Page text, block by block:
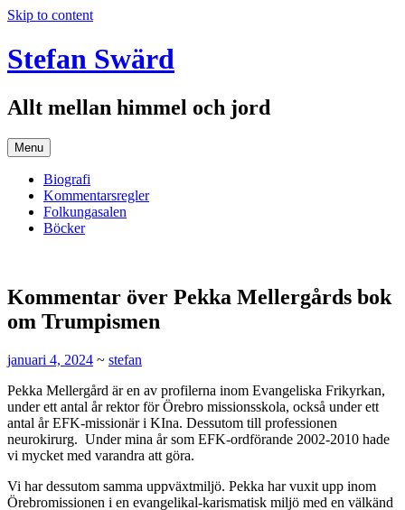
Skip to content
Stefan Swärd
Allt mellan himmel och jord
Menu
Biografi
Kommentarsregler
Folkungasalen
Böcker
Kommentar över Pekka Mellergårds bok
om Trumpismen
januari 4, 2024 ~ stefan
Pekka Mellergård är en av profilerna inom Evangeliska Frikyrkan,
under ett antal år rektor för Örebro missionsskola, också under ett
antal år EFK-missionär i KIna. Dessutom till professionen
neurokirurg. Under mina år som EFK-ordförande 2002-2010 hade
vi mycket med varandra att göra.
Vi har dessutom samma uppväxtmiljö. Pekka har vuxit upp inom
Örebromissionen i en evangelikal-karismatisk miljö med en välkänd